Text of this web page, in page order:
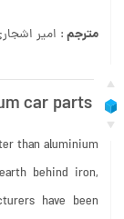
مترجم: امیر
car parts
than aluminium
behind iron,
have been